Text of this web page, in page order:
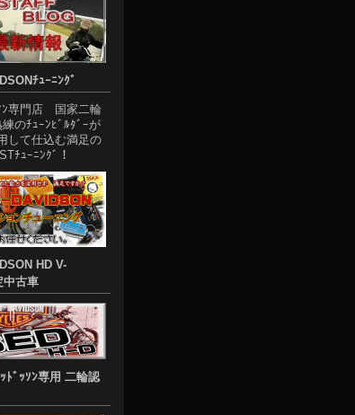
ﾁｭｰﾆﾝｸﾞ
ﾝ専門店 国家二輪
のﾁｭｰﾝﾋﾞﾙﾀﾞｰが
して仕込む満足の
ﾁｭｰﾆﾝｸﾞ！
HD V-
中古車
ﾞｯｿﾝ専用 二輪認